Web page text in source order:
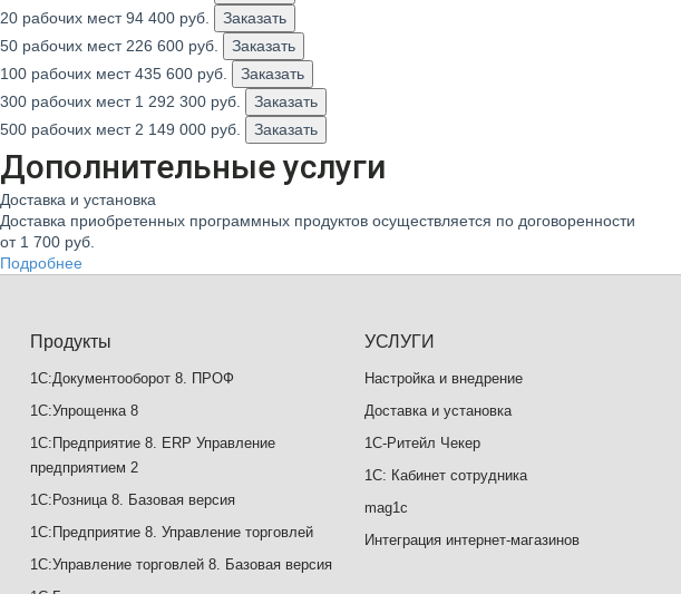
20 рабочих мест 94 400 руб.
Заказать
50 рабочих мест 226 600 руб.
Заказать
100 рабочих мест 435 600 руб.
Заказать
300 рабочих мест 1 292 300 руб.
Заказать
500 рабочих мест 2 149 000 руб. Заказать
Дополнительные услуги
Доставка и установка
Доставка приобретенных программных продуктов осуществляется по договоренности
от 1 700 руб.
Подробнее
Продукты
1С:Документооборот 8. ПРОФ
1С:Упрощенка 8
1С:Предприятие 8. ERP Управление
предприятием 2
1С:Розница 8. Базовая версия
1С:Предприятие 8. Управление торговлей
1С:Управление торговлей 8. Базовая версия
УСЛУГИ
Настройка и внедрение
Доставка и установка
1C-Ритейл Чекер
1С: Кабинет сотрудника
mag1c
Интеграция интернет-магазинов